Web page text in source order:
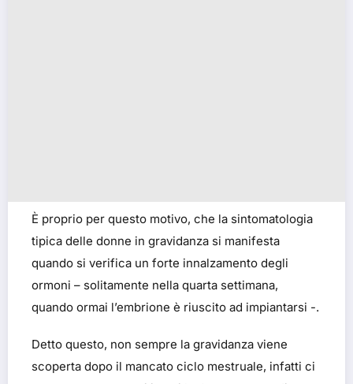
È proprio per questo motivo, che la sintomatologia
tipica delle donne in gravidanza si manifesta
quando si verifica un forte innalzamento degli
ormoni – solitamente nella quarta settimana,
quando ormai l’embrione è riuscito ad impiantarsi -.
Detto questo, non sempre la gravidanza viene
scoperta dopo il mancato ciclo mestruale, infatti ci